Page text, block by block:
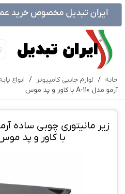
ایران تبدیل مخصوص خرید
خانه / لوازم جانبی کامپیوتر / انواع
آرمو مدل A-110 با کاور و پد موس
با کاور و پد